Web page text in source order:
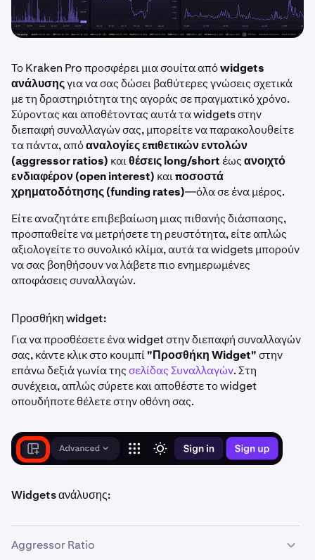
Το Kraken Pro προσφέρει μια σουίτα απόwidgets
ανάλυσηςγια να σας δώσει βαθύτερες γνώσεις σχετικά
με τη δραστηριότητα της αγοράς σε πραγματικό χρόνο.
Σύροντας και αποθέτοντας αυτά τα widgets στην
διεπαφή συναλλαγών σας, μπορείτε να παρακολουθείτε
τα πάντα, απόαναλογίες επιθετικών εντολών
(aggressor ratios) καιθέσεις long/short έωςανοιχτό
ενδιαφέρον (open interest) καιποσοστά
χρηματοδότησης (funding rates)—όλα σε ένα μέρος.
Είτε αναζητάτε επιβεβαίωση μιας πιθανής διάσπασης,
προσπαθείτε να μετρήσετε τη ρευστότητα, είτε απλώς
αξιολογείτε το συνολικό κλίμα, αυτά τα widgets μπορούν
να σας βοηθήσουν να λάβετε πιο ενημερωμένες
αποφάσεις συναλλαγών.
Προσθήκη widget:
Για να προσθέσετε ένα widget στην διεπαφή συναλλαγών
σας, κάντε κλικ στο κουμπί"Προσθήκη Widget"στην
επάνω δεξιά γωνία τηςσελίδας Συναλλαγών. Στη
συνέχεια, απλώς σύρετε και αποθέστε το widget
οπουδήποτε θέλετε στην οθόνη σας.
Widgets ανάλυσης:
Aggressor Ratio